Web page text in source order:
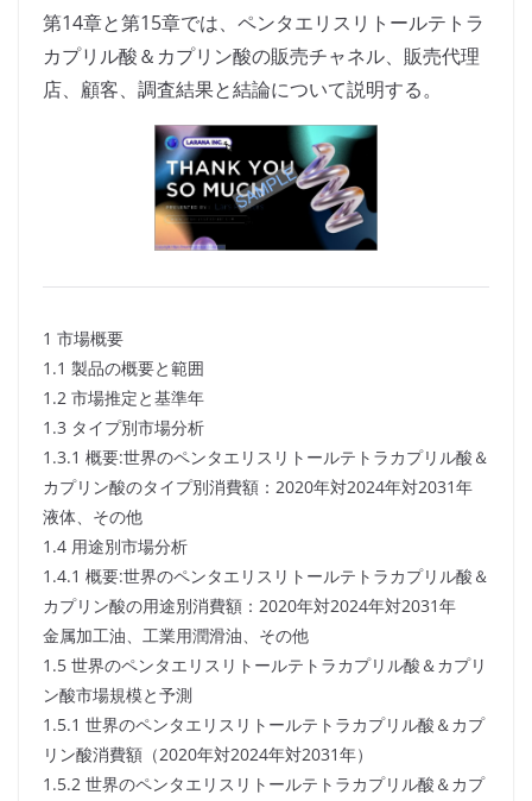
第14章と第15章では、ペンタエリスリトールテトラ
カプリル酸＆カプリン酸の販売チャネル、販売代理
店、顧客、調査結果と結論について説明する。
1 市場概要
1.1 製品の概要と範囲
1.2 市場推定と基準年
1.3 タイプ別市場分析
1.3.1 概要:世界のペンタエリスリトールテトラカプリル酸＆
カプリン酸のタイプ別消費額：2020年対2024年対2031年
液体、その他
1.4 用途別市場分析
1.4.1 概要:世界のペンタエリスリトールテトラカプリル酸＆
カプリン酸の用途別消費額：2020年対2024年対2031年
金属加工油、工業用潤滑油、その他
1.5 世界のペンタエリスリトールテトラカプリル酸＆カプリ
ン酸市場規模と予測
1.5.1 世界のペンタエリスリトールテトラカプリル酸＆カプ
リン酸消費額（2020年対2024年対2031年）
1.5.2 世界のペンタエリスリトールテトラカプリル酸＆カプ